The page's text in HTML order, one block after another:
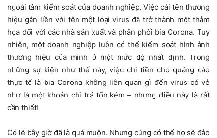
ngoài tầm kiểm soát của doanh nghiệp. Việc cái tên thương
hiệu gắn liền với tên một loại virus đã trở thành một thảm
họa đối với các nhà sản xuất và phân phối bia Corona. Tuy
nhiên, một doanh nghiệp luôn có thể kiểm soát hình ảnh
thương hiệu của mình ở một mức độ nhất định. Trong
những sự kiện như thế này, việc chi tiền cho quảng cáo
thực tế là bia Corona không liên quan gì đến virus có vẻ
như là một khoản chi trả tốn kém – nhưng điều này là rất
cần thiết!
Có lẽ bây giờ đã là quá muộn. Nhưng cũng có thể họ sẽ đảo